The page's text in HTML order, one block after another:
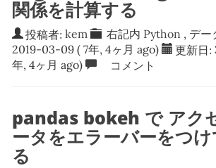
関係を計算する
投稿者: kem 右記内 Python , デー
2019-03-09 ( 7年, 4ヶ月 ago) 更新日:
年, 4ヶ月 ago)
コメント
pandas bokeh で アク
ータをエラーバーをつ
る